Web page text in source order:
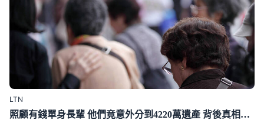
LTN
照顧有錢單身長輩 他們竟意外分到4220萬遺產 背後真相曝光了